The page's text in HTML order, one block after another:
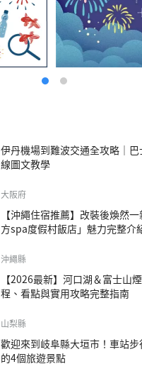
伊丹機場到難波交通全攻略｜
線圖文教學
大阪府
【沖繩住宿推薦】改裝後煥然
方spa度假村飯店」魅力完整介
沖繩縣
【2026最新】河口湖＆富士山
程、看點與實用攻略完整指南
山梨縣
歡迎來到岐阜縣大垣市！車站
的4個旅遊景點